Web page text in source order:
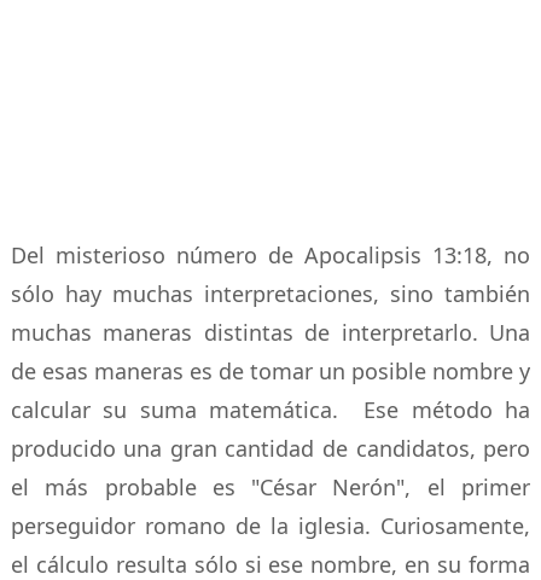
Del misterioso número de Apocalipsis 13:18, no
sólo hay muchas interpretaciones, sino también
muchas maneras distintas de interpretarlo. Una
de esas maneras es de tomar un posible nombre y
calcular su suma matemática. Ese método ha
producido una gran cantidad de candidatos, pero
el más probable es "César Nerón", el primer
perseguidor romano de la iglesia. Curiosamente,
el cálculo resulta sólo si ese nombre, en su forma